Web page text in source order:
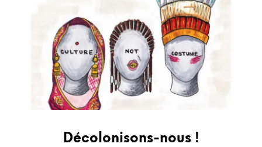
Décolonisons-nous !